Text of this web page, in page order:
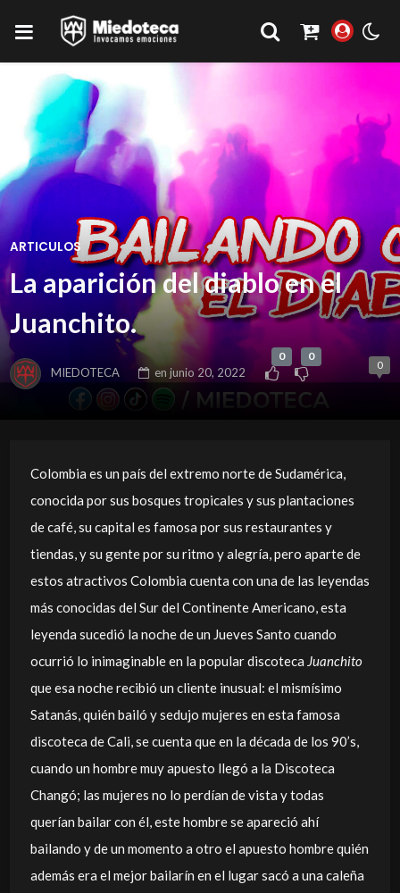
ARTICULOS
La aparición del diablo en el
Juanchito.
MIEDOTECA en junio 20, 2022
0 0
0
Colombia es un país del extremo norte de Sudamérica,
conocida por sus bosques tropicales y sus plantaciones
de café, su capital es famosa por sus restaurantes y
tiendas, y su gente por su ritmo y alegría, pero aparte de
estos atractivos Colombia cuenta con una de las leyendas
más conocidas del Sur del Continente Americano, esta
leyenda sucedió la noche de un Jueves Santo cuando
ocurrió lo inimaginable en la popular discoteca Juanchito
que esa noche recibió un cliente inusual: el mismísimo
Satanás, quién bailó y sedujo mujeres en esta famosa
discoteca de Cali, se cuenta que en la década de los 90’s,
cuando un hombre muy apuesto llegó a la Discoteca
Changó; las mujeres no lo perdían de vista y todas
querían bailar con él, este hombre se apareció ahí
bailando y de un momento a otro el apuesto hombre quién
además era el mejor bailarín en el lugar sacó a una caleña